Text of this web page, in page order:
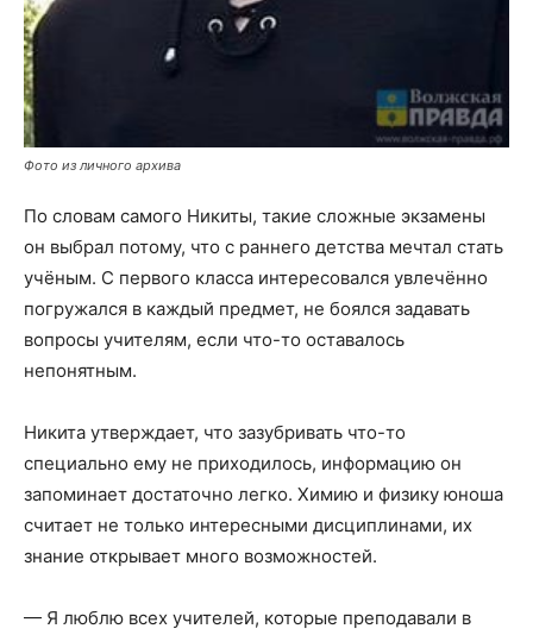
Фото из личного архива
По словам самого Никиты, такие сложные экзамены
он выбрал потому, что с раннего детства мечтал стать
учёным. С первого класса интересовался увлечённо
погружался в каждый предмет, не боялся задавать
вопросы учителям, если что-то оставалось
непонятным.
Никита утверждает, что зазубривать что-то
специально ему не приходилось, информацию он
запоминает достаточно легко. Химию и физику юноша
считает не только интересными дисциплинами, их
знание открывает много возможностей.
— Я люблю всех учителей, которые преподавали в